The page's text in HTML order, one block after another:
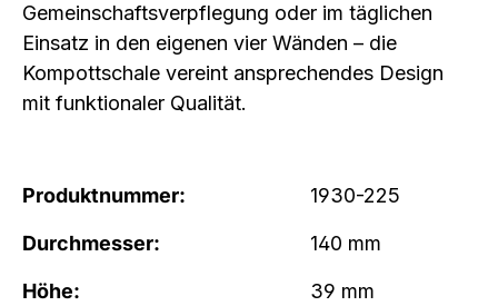
Gemeinschaftsverpflegung oder im täglichen
Einsatz in den eigenen vier Wänden – die
Kompottschale vereint ansprechendes Design
mit funktionaler Qualität.
Produktnummer: 1930-225
Durchmesser: 140 mm
Höhe: 39 mm